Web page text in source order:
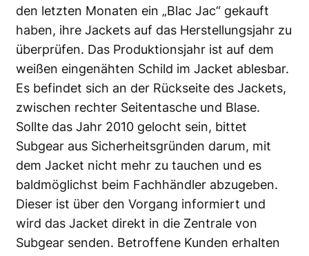
den letzten Monaten ein „Blac Jac“ gekauft
haben, ihre Jackets auf das Herstellungsjahr zu
überprüfen. Das Produktionsjahr ist auf dem
weißen eingenähten Schild im Jacket ablesbar.
Es befindet sich an der Rückseite des Jackets,
zwischen rechter Seitentasche und Blase.
Sollte das Jahr 2010 gelocht sein, bittet
Subgear aus Sicherheitsgründen darum, mit
dem Jacket nicht mehr zu tauchen und es
baldmöglichst beim Fachhändler abzugeben.
Dieser ist über den Vorgang informiert und
wird das Jacket direkt in die Zentrale von
Subgear senden. Betroffene Kunden erhalten